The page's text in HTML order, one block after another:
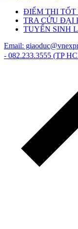
ĐIỂM THI TỐT
TRA CỨU ĐẠI
TUYỂN SINH
Email:
- 082.233.3555 (TP